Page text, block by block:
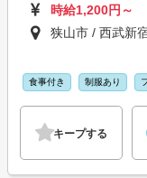
時給1,200円～
狭山市 / 西武新
食事付き 制服あり
キープする